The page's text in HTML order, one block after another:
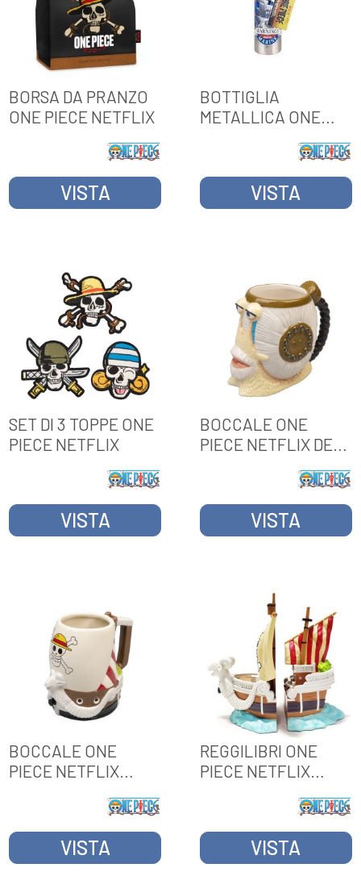
BORSA DA PRANZO
ONE PIECE NETFLIX
VISTA
BOTTIGLIA
METALLICA ONE
VISTA
SET DI 3 TOPPE ONE
PIECE NETFLIX
VISTA
BOCCALE ONE
PIECE NETFLIX DEN
VISTA
BOCCALE ONE
PIECE NETFLIX
VISTA
REGGILIBRI ONE
PIECE NETFLIX
VISTA